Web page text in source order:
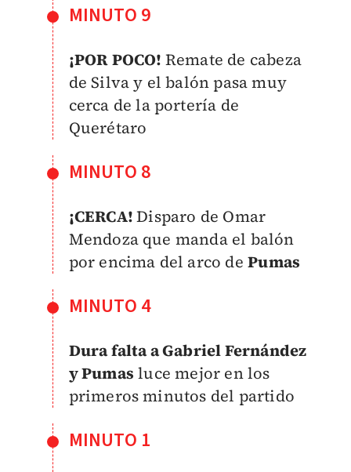
MINUTO 9
¡POR POCO! Remate de cabeza
de Silva y el balón pasa muy
cerca de la portería de
Querétaro
MINUTO 8
¡CERCA!Disparo de Omar
Mendoza que manda el balón
por encima del arco dePumas
MINUTO 4
Dura falta a Gabriel Fernández
y Pumas luce mejor en los
primeros minutos del partido
MINUTO 1